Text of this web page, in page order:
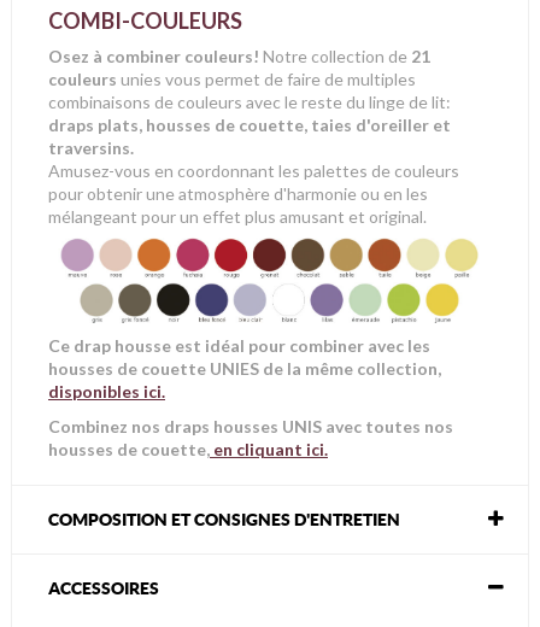
COMBI-COULEURS
Osez à combiner couleurs! Notre collection de 21
couleurs unies vous permet de faire de multiples
combinaisons de couleurs avec le reste du linge de lit:
draps plats, housses de couette, taies d'oreiller et
traversins.
Amusez-vous en coordonnant les palettes de couleurs
pour obtenir une atmosphère d'harmonie ou en les
mélangeant pour un effet plus amusant et original.
Ce drap housse est idéal pour combiner avec les
housses de couette UNIES de la même collection,
disponibles ici.
Combinez nos draps housses UNIS avec toutes nos
housses de couette, en cliquant ici.
COMPOSITION ET CONSIGNES D'ENTRETIEN
ACCESSOIRES